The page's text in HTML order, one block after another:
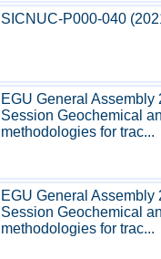
SICNUC-P000-040
EGU General Assembly
Session Geochemical
methodologies for trac...
EGU General Assembly
Session Geochemical
methodologies for trac...